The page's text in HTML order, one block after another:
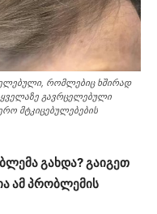
რომლებიც ხშირად
გავრცელებული
მტკიცებულებების
გახდა? გაიგეთ
ამ პრობლემის